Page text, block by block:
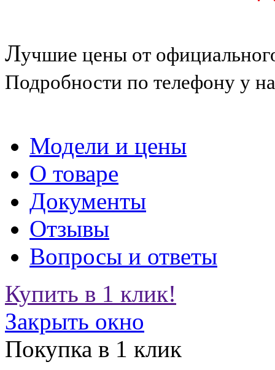
Лучшие цены от
Подробности по телефону у
Модели и цены
О товаре
Документы
Отзывы
Вопросы и ответы
Купить в 1 клик!
Закрыть окно
Покупка в 1 клик